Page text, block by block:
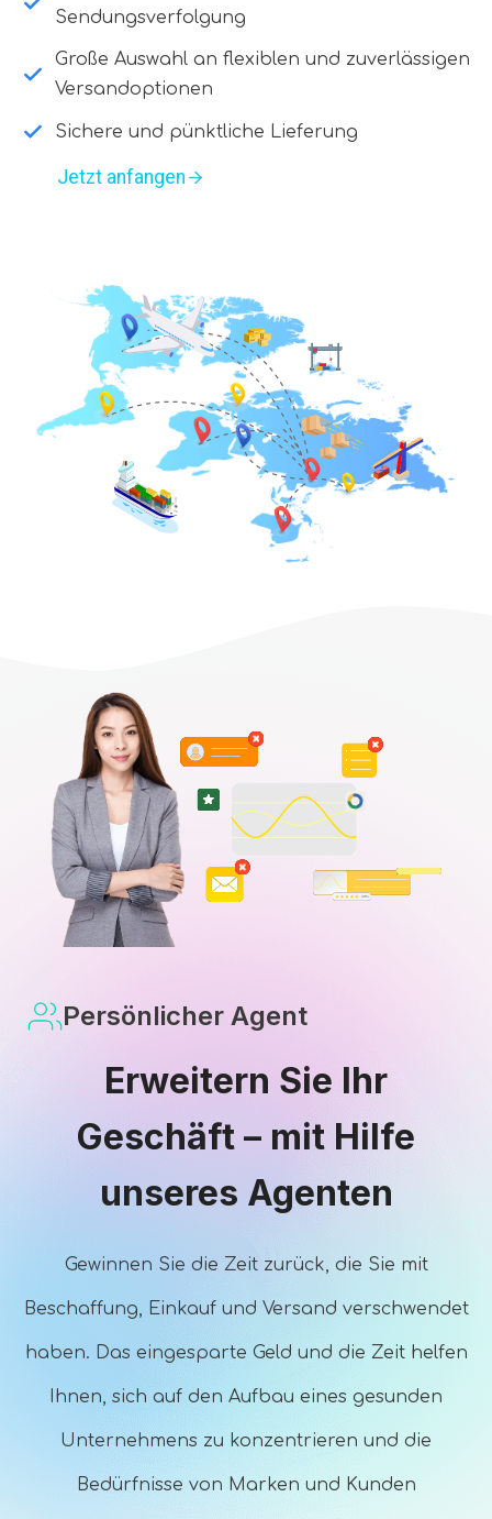
Sendungsverfolgung
Große Auswahl an flexiblen und zuverlässigen
Versandoptionen
Sichere und pünktliche Lieferung
Jetzt anfangen
Persönlicher Agent
Erweitern Sie Ihr
Geschäft – mit Hilfe
unseres Agenten
Gewinnen Sie die Zeit zurück, die Sie mit
Beschaffung, Einkauf und Versand verschwendet
haben. Das eingesparte Geld und die Zeit helfen
Ihnen, sich auf den Aufbau eines gesunden
Unternehmens zu konzentrieren und die
Bedürfnisse von Marken und Kunden